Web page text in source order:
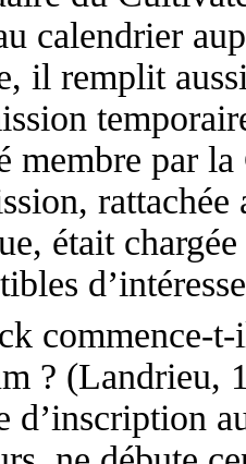
calendrier
il remplit
membre par
était
commence-t-
? (Landrieu,
d’inscription